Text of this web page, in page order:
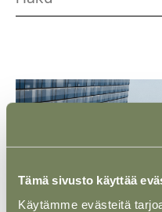
Tämä sivusto käyttää
Käytämme evästeitä